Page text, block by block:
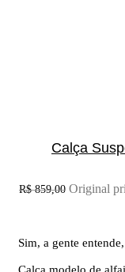
Calça
R$859,00 Original
Sim, a gente